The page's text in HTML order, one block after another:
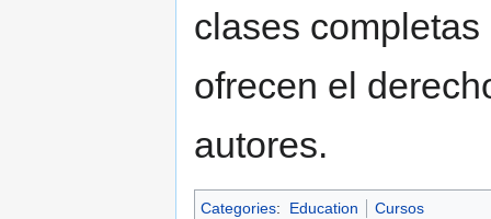
clases
ofrecen el
autores.
Categories: Education Cursos